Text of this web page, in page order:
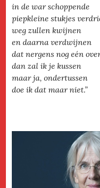
in de war schoppende
piepkleine stukjes
weg zullen kwijnen
en daarna verdwijnen
dat nergens nog eén
dan zal ik je kussen
maar ja, ondertussen
doe ik dat maar niet.”